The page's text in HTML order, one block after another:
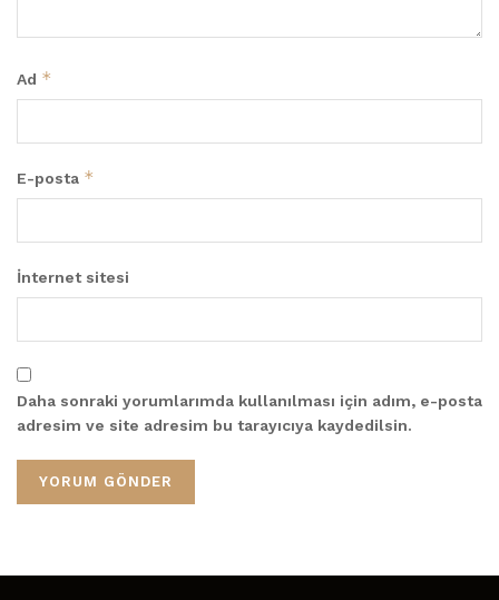
Ad *
E-posta *
İnternet sitesi
Daha sonraki yorumlarımda kullanılması için adım, e-posta
adresim ve site adresim bu tarayıcıya kaydedilsin.